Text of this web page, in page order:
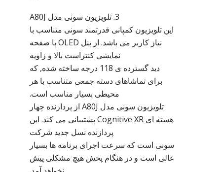
3. تلویزیون سونی مدل A80J
این تلویزیون کمپانی قدرتمند سونی متناسب با
نیاز کاربر می باشد. از پنل OLED با صفحه
نمایشی کنتراست بالا و زاویه
دید گسترده ی 118 درجه ساخته شده, که
برای تماشاهای دسته جمعی متناسب با هر
محیطی بسیار مناسب است.
تلویزیون سونی مدل A80J از پردازنده چهار
هسته ای Cognitive XR پشتیبانی می کند. این
پردازنده نسل جدید شرکت
سونی است که سرعت اجرای برنامه ها بسیار
عالی است و در هنگام پخش هیچ مشکلی پیش